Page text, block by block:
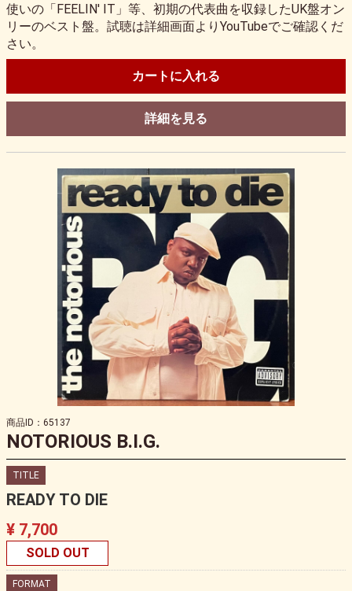
使いの「FEELIN' IT」等、初期の代表曲を収録したUK盤オン
リーのベスト盤。試聴は詳細画面よりYouTubeでご確認くだ
さい。
カートに入れる
詳細を見る
商品ID：65137
NOTORIOUS B.I.G.
TITLE
READY TO DIE
¥ 7,700
SOLD OUT
FORMAT